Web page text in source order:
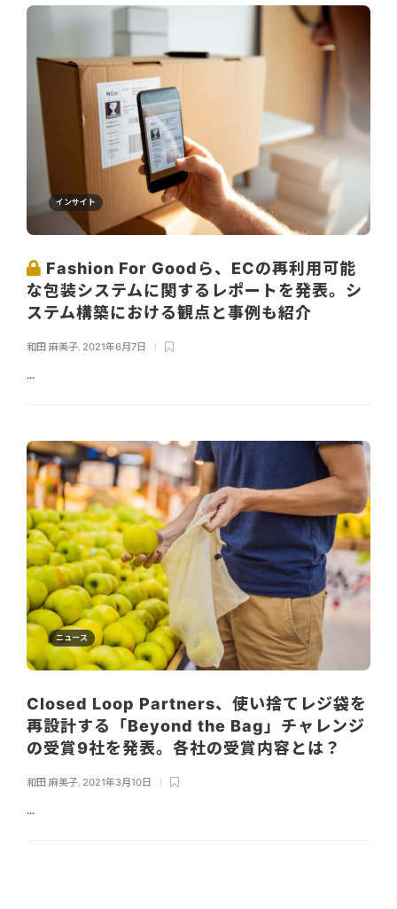
インサイト
Fashion For Goodら、ECの再利用可能
な包装システムに関するレポートを発表。シ
ステム構築における観点と事例も紹介
和田 麻美子 2021年6月7日
...
ニュース
Closed Loop Partners、使い捨てレジ袋を
再設計する「Beyond the Bag」チャレンジ
の受賞9社を発表。各社の受賞内容とは？
和田 麻美子 2021年3月10日
...